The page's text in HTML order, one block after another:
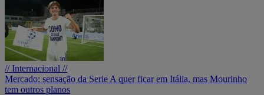
// Internacional //
Mercado: sensação da Serie A quer ficar em Itália, mas Mourinho
tem outros planos